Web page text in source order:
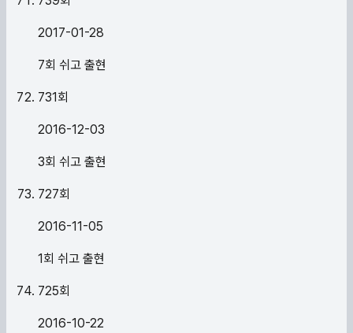
2017-01-28
7회 쉬고 출현
731회
2016-12-03
3회 쉬고 출현
727회
2016-11-05
1회 쉬고 출현
725회
2016-10-22